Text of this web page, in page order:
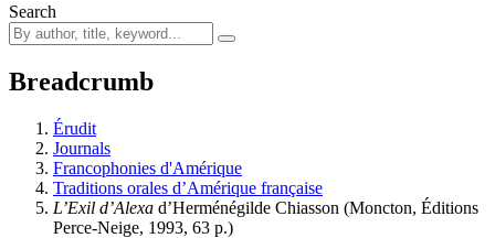
Search
Breadcrumb
Érudit
Journals
Francophonies d'Amérique
Traditions orales d’Amérique française
L’Exil d’Alexa d’Herménégilde Chiasson (Moncton, Éditions
Perce-Neige, 1993, 63 p.)